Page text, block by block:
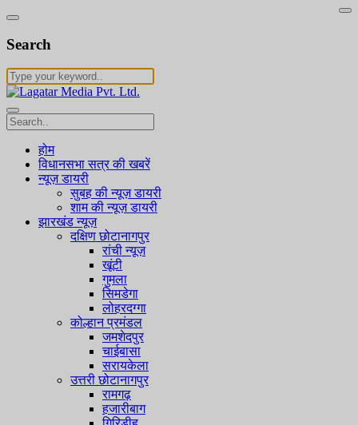
Search
होम
विधानसभा सत्र की खबरें
न्यूज़ डायरी
सुबह की न्यूज़ डायरी
शाम की न्यूज़ डायरी
झारखंड न्यूज़
दक्षिण छोटानागपुर
रांची न्यूज़
खूंटी
गुमला
सिमडेगा
लोहरदग्गा
कोल्हान प्रमंडल
जमशेदपुर
चाईबासा
सरायकेला
उत्तरी छोटानागपुर
रामगढ़
हजारीबाग